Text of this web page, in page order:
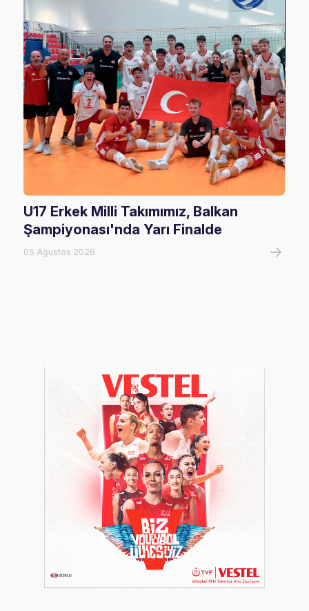
U17 Erkek Milli Takımımız, Balkan
Şampiyonası'nda Yarı Finalde
05 Ağustos 2026